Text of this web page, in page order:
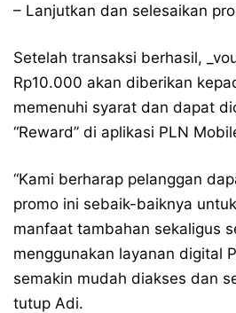
– Lanjutkan dan selesaikan
Setelah transaksi berhasil,
Rp10.000 akan diberikan
memenuhi syarat dan dapat
“Reward” di aplikasi PLN
“Kami berharap pelanggan
promo ini sebaik-baiknya
manfaat tambahan sekaligus
menggunakan layanan digital
semakin mudah diakses dan
tutup Adi.